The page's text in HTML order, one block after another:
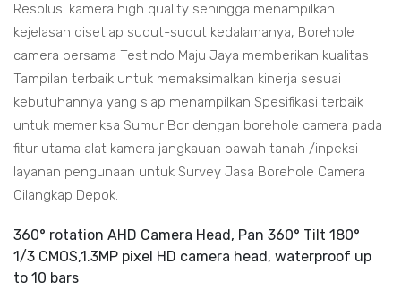
Resolusi kamera high quality sehingga menampilkan
kejelasan disetiap sudut-sudut kedalamanya, Borehole
camera bersama Testindo Maju Jaya memberikan kualitas
Tampilan terbaik untuk memaksimalkan kinerja sesuai
kebutuhannya yang siap menampilkan Spesifikasi terbaik
untuk memeriksa Sumur Bor dengan borehole camera pada
fitur utama alat kamera jangkauan bawah tanah /inpeksi
layanan pengunaan untuk Survey Jasa Borehole Camera
Cilangkap Depok.
360° rotation AHD Camera Head, Pan 360° Tilt 180°
1/3 CMOS,1.3MP pixel HD camera head, waterproof up
to 10 bars